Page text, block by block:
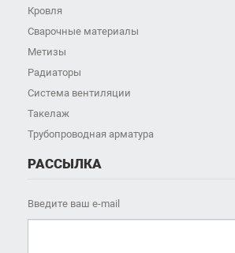
Кровля
Сварочные материалы
Метизы
Радиаторы
Система вентиляции
Такелаж
Трубопроводная арматура
РАССЫЛКА
Введите ваш e-mail